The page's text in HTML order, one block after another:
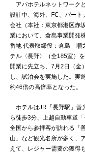
アパホテルネットワーク
設計中、海外、FC、パー
会社（本社：東京都港区赤
業において、倉島事業開発
番地 代表取締役：倉島 順
テル〈長野〉（全185室）
開業に先立ち、7月2日（金
し、試泊会を実施した。実
約46倍の高倍率となった。
ホテルはJR「長野駅」善
ら徒歩3分、上越自動車道
全国から参拝客が訪れる「
山」など観光名所が多く、
えて、レジャー需要の獲得